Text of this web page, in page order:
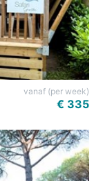
vanaf (per week)
€ 335